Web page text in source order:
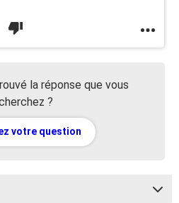
la réponse que vous
?
votre question